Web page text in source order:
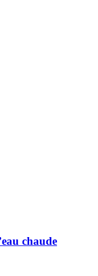
chaude